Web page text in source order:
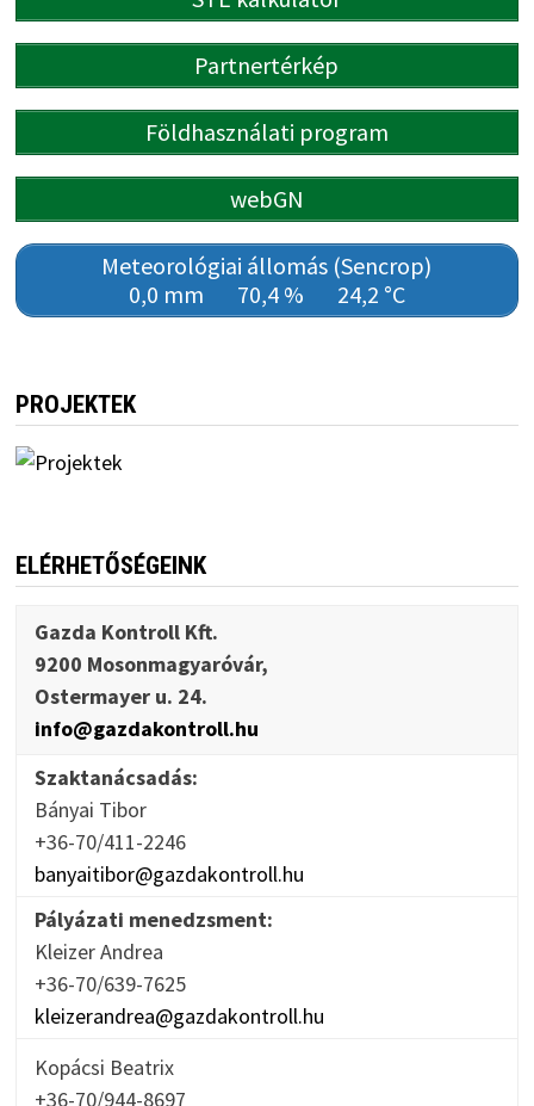
Partnertérkép
Földhasználati program
webGN
Meteorológiai állomás (Sencrop)
0,0 mm
70,4 % 24,2 °C
PROJEKTEK
ELÉRHETŐSÉGEINK
Gazda Kontroll Kft.
9200 Mosonmagyaróvár,
Ostermayer u. 24.
info@gazdakontroll.hu
Szaktanácsadás:
Bányai Tibor
+36-70/411-2246
banyaitibor@gazdakontroll.hu
Pályázati menedzsment:
Kleizer Andrea
+36-70/639-7625
kleizerandrea@gazdakontroll.hu
Kopácsi Beatrix
+36-70/944-8697